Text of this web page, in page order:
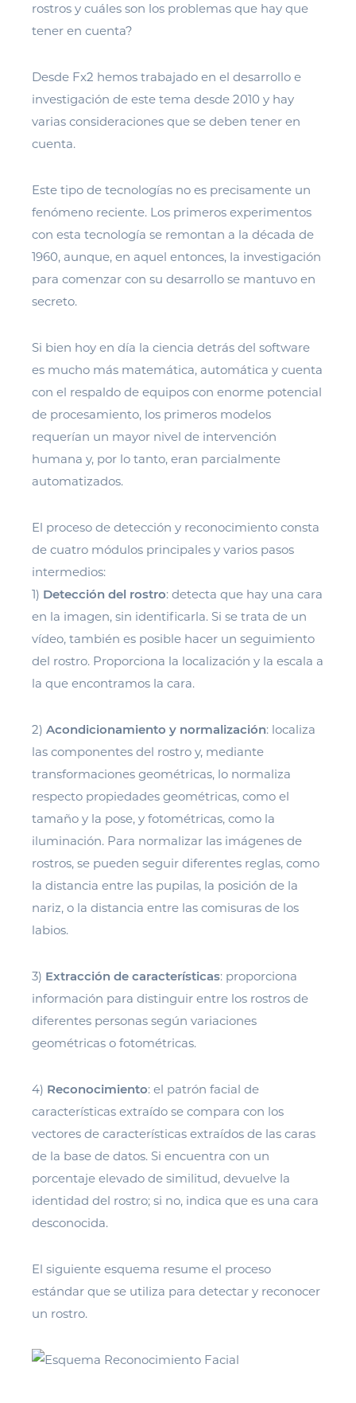
rostros y cuáles son los problemas que hay que
tener en cuenta?
Desde Fx2 hemos trabajado en el desarrollo e
investigación de este tema desde 2010 y hay
varias consideraciones que se deben tener en
cuenta.
Este tipo de tecnologías no es precisamente un
fenómeno reciente. Los primeros experimentos
con esta tecnología se remontan a la década de
1960, aunque, en aquel entonces, la investigación
para comenzar con su desarrollo se mantuvo en
secreto.
Si bien hoy en día la ciencia detrás del software
es mucho más matemática, automática y cuenta
con el respaldo de equipos con enorme potencial
de procesamiento, los primeros modelos
requerían un mayor nivel de intervención
humana y, por lo tanto, eran parcialmente
automatizados.
El proceso de detección y reconocimiento consta
de cuatro módulos principales y varios pasos
intermedios:
1) Detección del rostro: detecta que hay una cara
en la imagen, sin identificarla. Si se trata de un
vídeo, también es posible hacer un seguimiento
del rostro. Proporciona la localización y la escala a
la que encontramos la cara.
2) Acondicionamiento y normalización: localiza
las componentes del rostro y, mediante
transformaciones geométricas, lo normaliza
respecto propiedades geométricas, como el
tamaño y la pose, y fotométricas, como la
iluminación. Para normalizar las imágenes de
rostros, se pueden seguir diferentes reglas, como
la distancia entre las pupilas, la posición de la
nariz, o la distancia entre las comisuras de los
labios.
3) Extracción de características: proporciona
información para distinguir entre los rostros de
diferentes personas según variaciones
geométricas o fotométricas.
4) Reconocimiento: el patrón facial de
características extraído se compara con los
vectores de características extraídos de las caras
de la base de datos. Si encuentra con un
porcentaje elevado de similitud, devuelve la
identidad del rostro; si no, indica que es una cara
desconocida.
El siguiente esquema resume el proceso
estándar que se utiliza para detectar y reconocer
un rostro.